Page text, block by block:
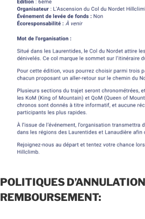
POLITIQUES
REMBOURSEMENT: